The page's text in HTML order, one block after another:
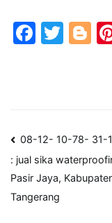
Post
08-12- 10-78- 31-
: jual sika
Pasir Jaya,
Tangerang